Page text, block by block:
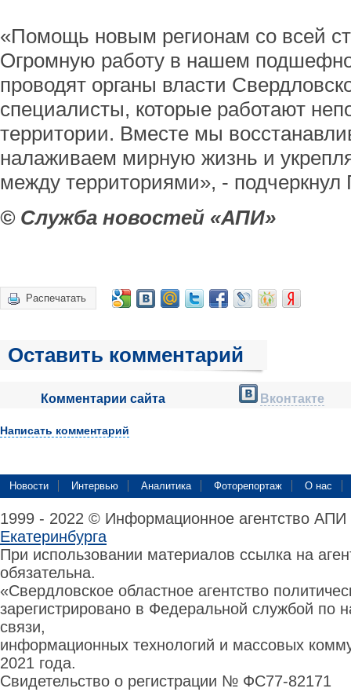
«Помощь новым регионам со всей
Огромную работу в нашем
проводят органы власти
специалисты, которые работают
территории. Вместе мы
налаживаем мирную жизнь и
между территориями», - подчеркнул
© Служба новостей «АПИ»
Распечатать
Оставить комментарий
Комментарии сайта Вконтакте
Написать комментарий
Новости Интервью Аналитика Фоторепортаж О нас
1999 - 2022 © Информационное агентство
Екатеринбурга
При использовании материалов ссылка на
обязательна.
«Свердловское областное агентство
зарегистрировано в Федеральной службой по
связи,
информационных технологий и массовых
2021 года.
Свидетельство о регистрации № ФС77-82171